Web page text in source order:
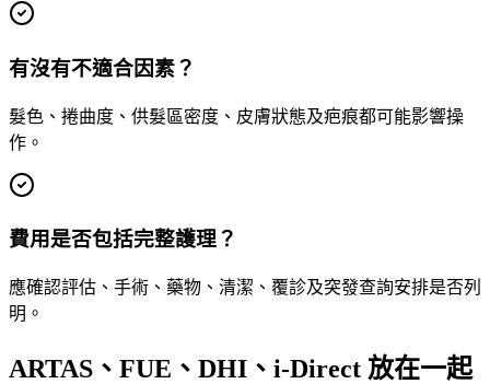
有沒有不適合因素？
髮色、捲曲度、供髮區密度、皮膚狀態及疤痕都可能影響操
作。
費用是否包括完整護理？
應確認評估、手術、藥物、清潔、覆診及突發查詢安排是否列
明。
ARTAS、FUE、DHI、i-Direct 放在一起